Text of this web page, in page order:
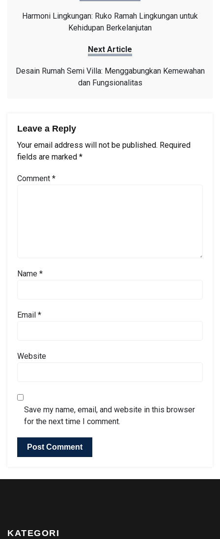
Harmoni Lingkungan: Ruko Ramah Lingkungan untuk
Kehidupan Berkelanjutan
Next Article
Desain Rumah Semi Villa: Menggabungkan Kemewahan
dan Fungsionalitas
Leave a Reply
Your email address will not be published. Required
fields are marked *
Comment *
Name *
Email *
Website
Save my name, email, and website in this browser
for the next time I comment.
KATEGORI